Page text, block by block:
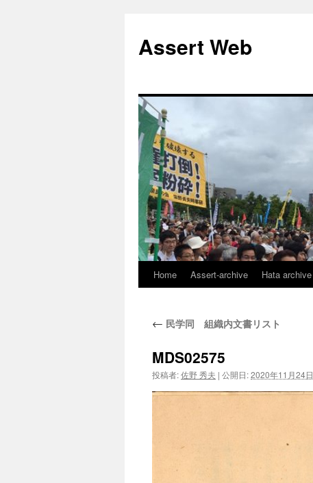
テ
ン
ス
キ
ッ
プ
Assert Web
Home Assert-archive Hata archive
← 民学同 組織内文書リスト
MDS02575
投稿者:佐野 秀夫 | 公開日:2020年11月24日